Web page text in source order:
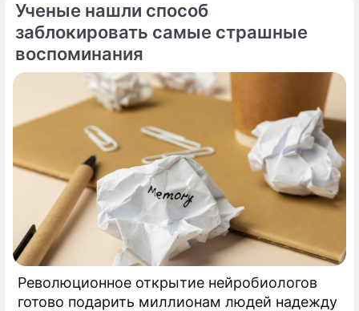
представительниц прекрасного пола с
внушительным жизненным опытом Прохор
Шаляпин вновь оказался в эпицентре
Ученые нашли способ
заблокировать самые страшные
воспоминания
Революционное открытие нейробиологов
готово подарить миллионам людей надежду